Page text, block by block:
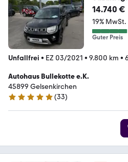
14.740 €
19% MwSt.
Guter Preis
Unfallfrei • EZ 03/2021 • 9.800 km •
Autohaus Bullekotte e.K.
45899 Gelsenkirchen
4.9 Sterne
(33)